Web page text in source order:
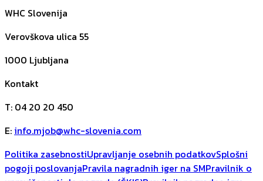
WHC Slovenija
Verovškova ulica 55
1000 Ljubljana
Kontakt
T: 04 20 20 450
E: info.mjob@whc-slovenia.com
Politika zasebnostiUpravljanje osebnih podatkovSplošni
pogoji poslovanjaPravila nagradnih iger na SMPravilnik o